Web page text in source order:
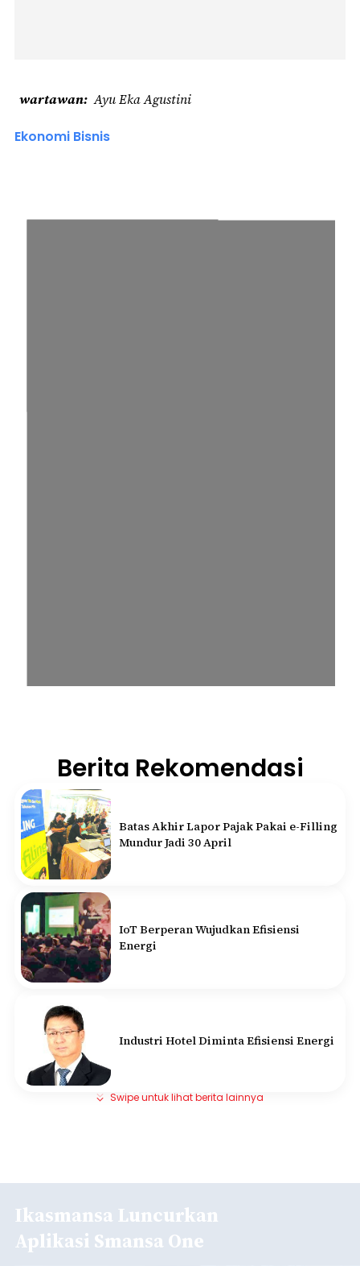
wartawan Ayu Eka Agustini
Ekonomi Bisnis
Berita Rekomendasi
Batas Akhir Lapor Pajak Pakai e-Filling
Mundur Jadi 30 April
IoT Berperan Wujudkan Efisiensi
Energi
Industri Hotel Diminta Efisiensi Energi
Swipe untuk lihat berita lainnya
Ikasmansa Luncurkan
Aplikasi Smansa One